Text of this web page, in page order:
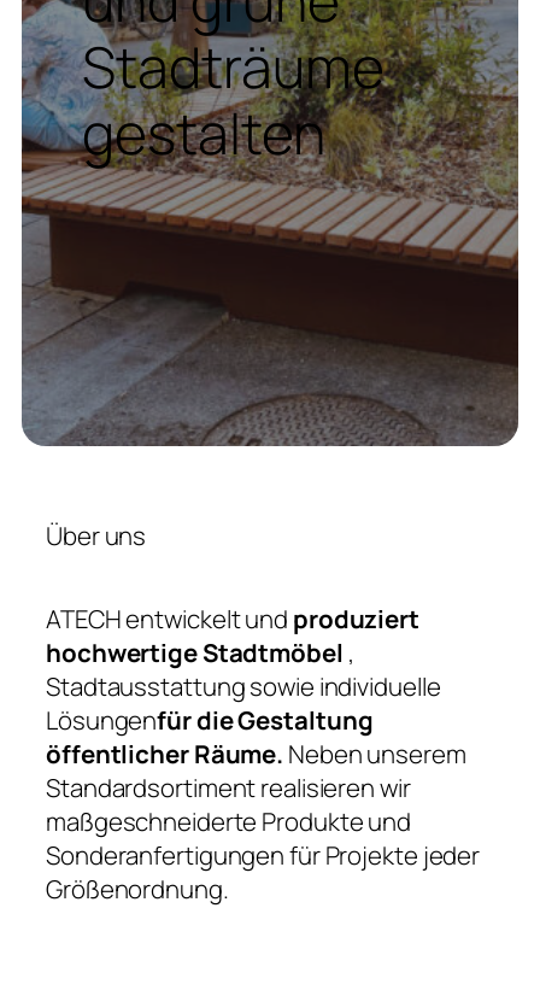
Stadträume
gestalten
Über uns
ATECH entwickelt und produziert
hochwertige Stadtmöbel ,
Stadtausstattung sowie individuelle
Lösungenfür die Gestaltung
öffentlicher Räume. Neben unserem
Standardsortiment realisieren wir
maßgeschneiderte Produkte und
Sonderanfertigungen für Projekte jeder
Größenordnung.